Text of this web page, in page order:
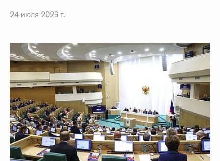
24 июля 2026 г.